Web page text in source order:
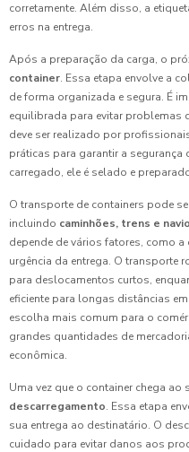
corretamente. Além disso, a
erros na entrega.
Após a preparação da carga, o
container. Essa etapa envolve a
de forma organizada e segura. É
equilibrada para evitar problemas
deve ser realizado por
práticas para garantir a segurança
carregado, ele é selado e
O transporte de containers pode
incluindo caminhões, trens e
depende de vários fatores, como
urgência da entrega. O transporte
para deslocamentos curtos,
eficiente para longas distâncias
escolha mais comum para o
grandes quantidades de
econômica.
Uma vez que o container chega
descarregamento. Essa etapa
sua entrega ao destinatário. O
cuidado para evitar danos aos